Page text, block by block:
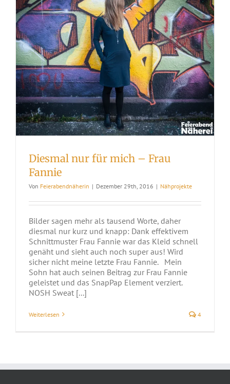
Diesmal nur für mich – Frau
Fannie
Von Feierabendnäherin | Dezember 29th, 2016 | Nähprojekte
Bilder sagen mehr als tausend Worte, daher
diesmal nur kurz und knapp: Dank effektivem
Schnittmuster Frau Fannie war das Kleid schnell
genäht und sieht auch noch super aus! Wird
sicher nicht meine letzte Frau Fannie. Mein
Sohn hat auch seinen Beitrag zur Frau Fannie
geleistet und das SnapPap Element verziert.
NOSH Sweat [...]
Weiterlesen 4